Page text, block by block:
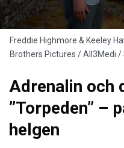
Freddie Highmore & Keeley
Brothers Pictures / All3Medi /
Adrenalin och
”Torpeden” –
helgen